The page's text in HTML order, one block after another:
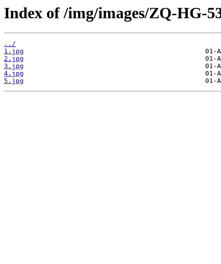
Index of /img/images/ZQ-HG-
../
1.jpg
2.jpg
3.jpg
4.jpg
5.jpg